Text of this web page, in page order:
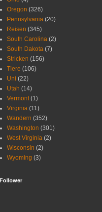
Oregon (326)
Pennsylvania (20)
Reisen (345)
South Carolina (2)
South Dakota (7)
Stricken (156)
Tiere (106)
Uni (22)
Utah (14)
Vermont (1)
Virginia (11)
Wandern (352)
Washington (301)
West Virginia (2)
Wisconsin (2)
Wyoming (3)
Follower